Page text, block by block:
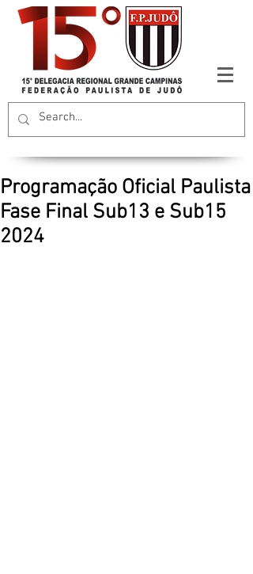
Programação Oficial Paulista
Fase Final Sub13 e Sub15
2024